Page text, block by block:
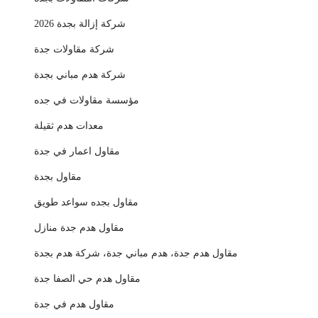
شركة إزالة بجدة 2026
شركة مقاولات جدة
شركة هدم مباني بجدة
مؤسسة مقاولات في جده
معدات هدم ثقيلة
مقاول اعمار في جدة
مقاول بجدة
مقاول بجده سواعد طويق
مقاول هدم جدة منازل
مقاول هدم جدة، هدم مباني جدة، شركة هدم بجدة
مقاول هدم حي الصفا جدة
مقاول هدم في جدة